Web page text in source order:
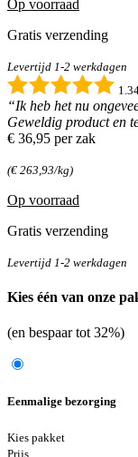
Op voorraad
Gratis verzending
Levertijd 1-2 werkdagen
“Ik heb het nu
Geweldig product en
€ 36,95 per zak
(€ 263,93/kg)
Op voorraad
Gratis verzending
Levertijd 1-2 werkdagen
Kies één van onze
(en bespaar tot 32%)
Eenmalige bezorging
Kies pakket
Prijs